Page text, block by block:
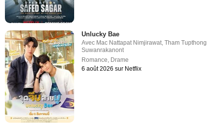
Unlucky Bae
Avec Mac Nattapat Nimjirawat,Tham Tupthong
Suwanrakanont
Romance, Drame
6 août 2026 sur Netflix